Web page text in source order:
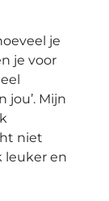
je
je voor
jou’. Mijn
niet
leuker en